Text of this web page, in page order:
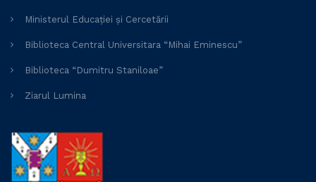
Ministerul Educației și Cercetării
Biblioteca Central Universitara “Mihai Eminescu”
Biblioteca “Dumitru Staniloae”
Ziarul Lumina